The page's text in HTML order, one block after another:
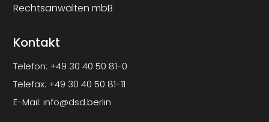
Rechtsanwälten mbB
Kontakt
Telefon: +49 30 40 50 81-0
Telefax: +49 30 40 50 81-11
E-Mail:info@dsd.berlin